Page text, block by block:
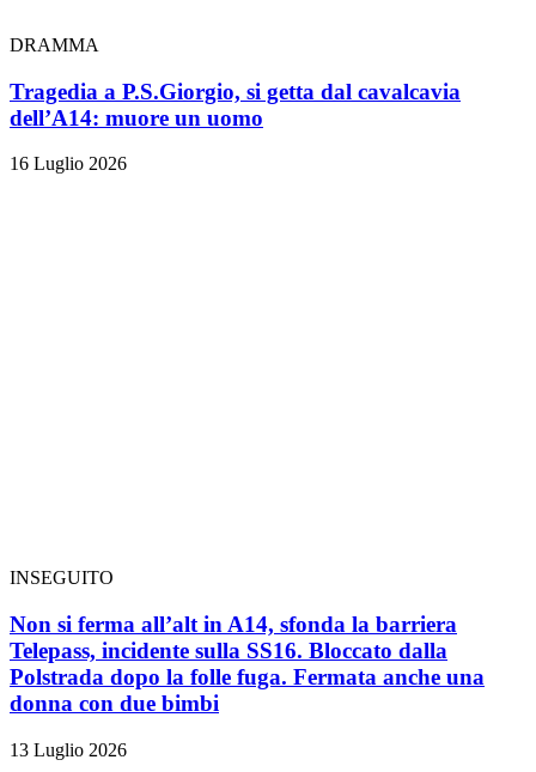
DRAMMA
Tragedia a P.S.Giorgio, si getta dal cavalcavia
dell’A14: muore un uomo
16 Luglio 2026
INSEGUITO
Non si ferma all’alt in A14, sfonda la barriera
Telepass, incidente sulla SS16. Bloccato dalla
Polstrada dopo la folle fuga. Fermata anche una
donna con due bimbi
13 Luglio 2026